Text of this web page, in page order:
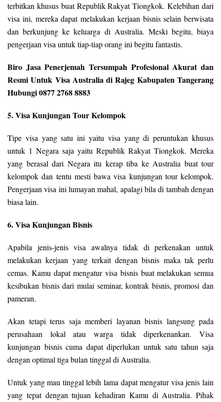
terbitkan khusus buat Republik Rakyat Tiongkok. Kelebihan dari
visa ini, mereka dapat melakukan kerjaan bisnis selain berwisata
dan berkunjung ke keluarga di Australia. Meski begitu, biaya
pengerjaan visa untuk tiap-tiap orang ini begitu fantastis.
Biro Jasa Penerjemah Tersumpah Profesional Akurat dan
Resmi Untuk Visa Australia di Rajeg Kabupaten Tangerang
Hubungi 0877 2768 8883
5. Visa Kunjungan Tour Kelompok
Tipe visa yang satu ini yaitu visa yang di peruntukan khusus
untuk 1 Negara saja yaitu Republik Rakyat Tiongkok. Mereka
yang berasal dari Negara itu kerap tiba ke Australia buat tour
kelompok dan tentu mesti bawa visa kunjungan tour kelompok.
Pengerjaan visa ini lumayan mahal, apalagi bila di tambah dengan
biasa lain.
6. Visa Kunjungan Bisnis
Apabila jenis-jenis visa awalnya tidak di perkenakan untuk
melakukan kerjaan yang terkait dengan bisnis maka tak perlu
cemas. Kamu dapat mengatur visa bisnis buat melakukan semua
kesibukan bisnis dari mulai seminar, kontrak bisnis, promosi dan
pameran.
Akan tetapi terus saja memberi layanan bisnis langsung pada
perusahaan lokal atau warga tidak diperkenankan. Visa
kunjungan bisnis cuma dapat diperlukan untuk satu tahun saja
dengan optimal tiga bulan tinggal di Australia.
Untuk yang mau tinggal lebih lama dapat mengatur visa jenis lain
yang tepat dengan tujuan kehadiran Kamu di Australia. Pihak